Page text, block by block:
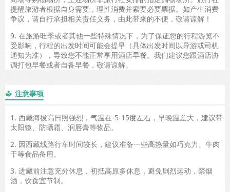
提醒旅游者根据自身需要，理性消费并索要必要票据。如产生消费
争议，请自行承担相关责任义务，由此带来的不便，敬请谅解！
9. 在旅游旺季或者其他一些特殊情况下，为了保证您的行程游览不
受影响，行程的出发时间可能会提早（具体出发时间以导游或司机
通知为准），导致您不能正常享用酒店早餐。我们建议您跟酒店协
调打包早餐或者自备早餐，敬请谅解。
 注意事项
1. 西藏海拔高日照强烈，气温在-5-15度左右，早晚温差大，建议带
太阳镜、防晒霜、润唇膏等物品。
2. 因西藏线路行车时间较长，建议准备一些高热量如巧克力、牛肉
干等食品备用。
3. 进藏前注意充分休息，初抵高原多休息，避免剧烈运动，禁烟
酒，饮食宜节制。